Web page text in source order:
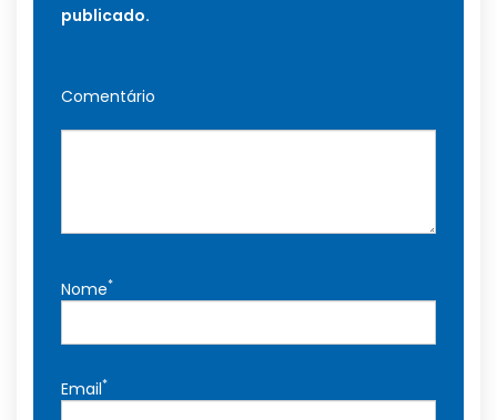
publicado.
Comentário
Nome*
Email*